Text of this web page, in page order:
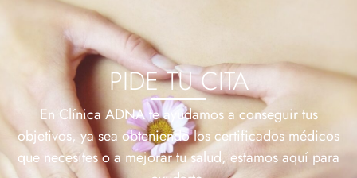
PIDE TU CITA
En Clínica ADNA te ayudamos a conseguir tus
objetivos, ya sea obteniendo los certificados médicos
que necesites o a mejorar tu salud, estamos aquí para